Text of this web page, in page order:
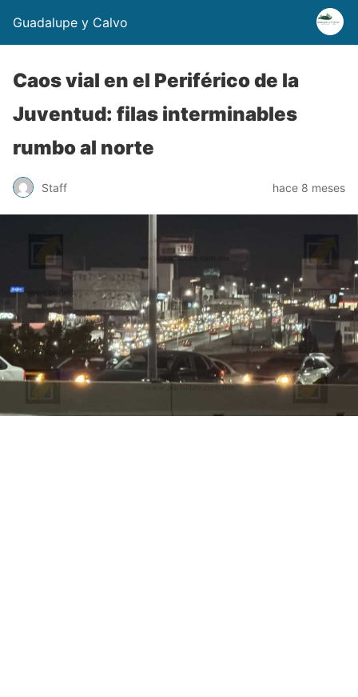
Guadalupe y Calvo
Caos vial en el Periférico de la
Juventud: filas interminables
rumbo al norte
Staff hace 8 meses